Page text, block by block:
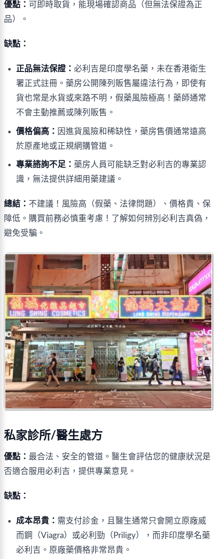
優點： 可即時取貨，能現場確認商品（但無法保證為正
品）。
缺點：
正品無法保證：必利吉是印度學名藥，未在香港衛生
署正式註冊。藥房公開陳列販售屬違法行為，即使有
貨也常是水貨或來路不明，假藥風險極高！藥師通常
不會主動推薦或陳列販售。
價格偏高： 因進貨風險和稀缺性，藥房售價通常遠高
於原產地或正規網購管道。
專業諮詢不足： 藥房人員可能缺乏對必利吉的專業認
識，無法提供詳細用藥建議。
總結： 不建議！風險高（假藥、法律問題）、價格貴、保
障低。購買前務必慎重考慮！了解如何辨別必利吉真偽，
避免受騙。
私家診所/醫生處方
優點： 最合法、安全的管道。醫生會評估您的健康狀況是
否適合服用必利吉，提供專業意見。
缺點：
成本昂貴： 需支付診金，且醫生通常只會開立原廠威
而鋼（Viagra）或必利勁（Priligy），而非印度學名藥
必利吉。原廠藥價格非常昂貴。